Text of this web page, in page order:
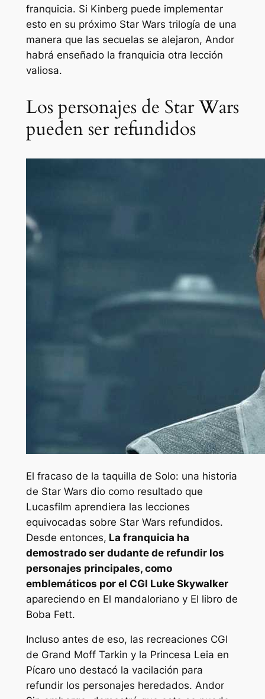
franquicia. Si Kinberg puede implementar
esto en su próximo Star Wars trilogía de una
manera que las secuelas se alejaron, Andor
habrá enseñado la franquicia otra lección
valiosa.
Los personajes de Star Wars
pueden ser refundidos
El fracaso de la taquilla de Solo: una historia
de Star Wars dio como resultado que
Lucasfilm aprendiera las lecciones
equivocadas sobre Star Wars refundidos.
Desde entonces, La franquicia ha
demostrado ser dudante de refundir los
personajes principales, como
emblemáticos por el CGI Luke Skywalker
apareciendo en El mandalorianoy El libro de
Boba Fett.
Incluso antes de eso, las recreaciones CGI
de Grand Moff Tarkin y la Princesa Leia en
Pícaro unodestacó la vacilación para
refundir los personajes heredados. Andor